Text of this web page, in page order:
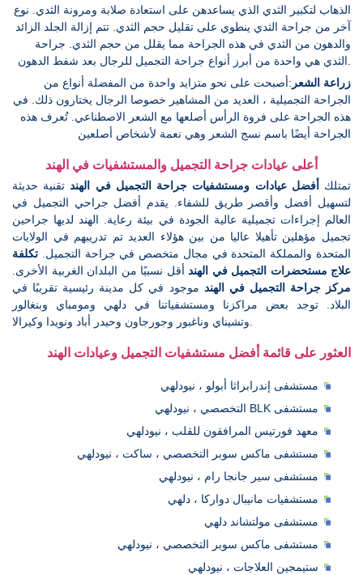
الذهاب لتكبير الثدي الذي يساعدهن على استعادة صلابة ومرونة الثدي. نوع
آخر من جراحة الثدي ينطوي على تقليل حجم الثدي. تتم إزالة الجلد الزائد
والدهون من الثدي في هذه الجراحة مما يقلل من حجم الثدي. جراحة
زراعة الشعر :أصبحت على نحو متزايد واحدة من المفضلة أنواع من
الجراحة التجميلية ، العديد من المشاهير خصوصا الرجال يختارون ذلك. في
هذه الجراحة على فروة الرأس أصلعها مع الشعر الاصطناعي. تُعرف هذه
الجراحة أيضًا باسم نسج الشعر وهي نعمة لأشخاص أصلعين
أعلى عيادات جراحة التجميل والمستشفيات في الهند
تمتلك أفضل عيادات ومستشفيات جراحة التجميل في الهند تقنية حديثة
لتسهيل أفضل وأقصر طريق للشفاء. يقدم أفضل جراحي التجميل في
العالم إجراءات تجميلية عالية الجودة في بيئة رعاية. الهند لديها جراحين
تجميل مؤهلين تأهيلا عاليا من بين هؤلاء العديد تم تدريبهم في الولايات
المتحدة والمملكة المتحدة في مجال متخصص في جراحة التجميل. تكلفة
علاج مستحضرات التجميل في الهند أقل نسبيًا من البلدان الغربية الأخرى.
مركز جراحة التجميل في الهند موجود في كل مدينة رئيسية تقريبًا في
البلاد. توجد بعض مراكزنا ومستشفياتنا في دلهي ومومباي وبنغالور
العثور على قائمة أفضل مستشفيات التجميل وعيادات الهند
مستشفى إندرابراثا أبولو ، نيودلهي
مستشفى BLK التخصصي ، نيودلهي
معهد فورتيس المرافقون للقلب ، نيودلهي
مستشفى ماكس سوبر التخصصي ، ساكت ، نيودلهي
مستشفى سير جانجا رام ، نيودلهي
مستشفيات مانيبال دواركا ، دلهي
مستشفى مولتشاند دلهي
مستشفى ماكس سوبر التخصصي ، نيودلهي
ستيمجين العلاجات ، نيودلهي